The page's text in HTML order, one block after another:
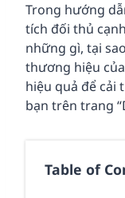
Trong hướng
tích đối thủ
những gì, tại
thương hiệu
hiệu quả để cải
bạn trên trang
Table of